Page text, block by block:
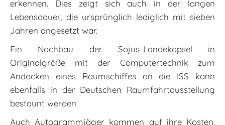
erkennen. Dies zeigt sich auch in der langen
Lebensdauer, die ursprünglich lediglich mit sieben
Jahren angesetzt war.
Ein Nachbau der Sojus-Landekapsel in
Originalgröße mit der Computertechnik zum
Andocken eines Raumschiffes an die ISS kann
ebenfalls in der Deutschen Raumfahrtausstellung
bestaunt werden.
Auch Autogrammjäger kommen auf ihre Kosten.